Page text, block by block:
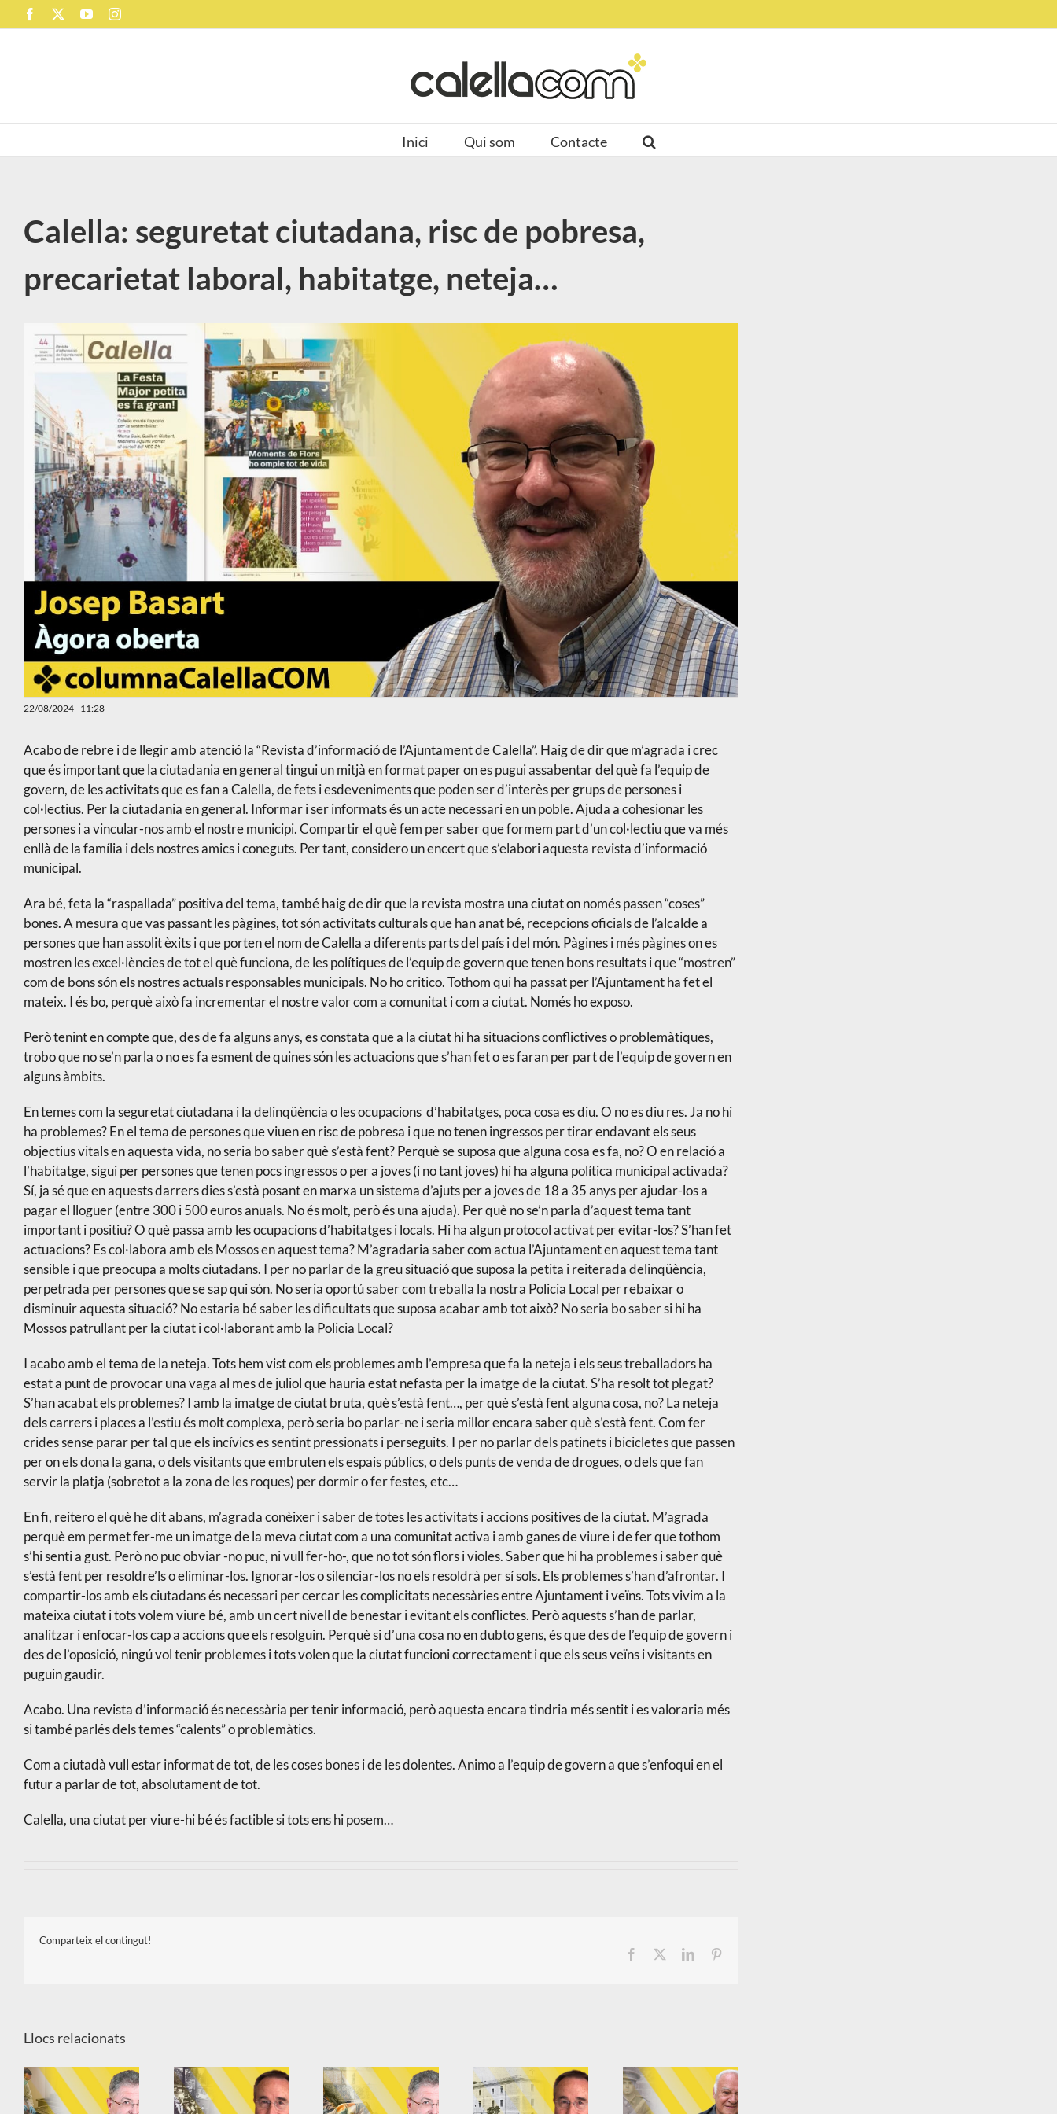
to
Facebook YouTubeInstagram
Inici Qui som Contacte
Calella: seguretat ciutadana, risc de pobresa,
precarietat laboral, habitatge, neteja…
22/08/2024 - 11:28
Acabo de rebre i de llegir amb atenció la “Revista d’informació de l’Ajuntament de Calella”. Haig de dir que m’agrada i crec
que és important que la ciutadania en general tingui un mitjà en format paper on es pugui assabentar del què fa l’equip de
govern, de les activitats que es fan a Calella, de fets i esdeveniments que poden ser d’interès per grups de persones i
col·lectius. Per la ciutadania en general. Informar i ser informats és un acte necessari en un poble. Ajuda a cohesionar les
persones i a vincular-nos amb el nostre municipi. Compartir el què fem per saber que formem part d’un col·lectiu que va més
enllà de la família i dels nostres amics i coneguts. Per tant, considero un encert que s’elabori aquesta revista d’informació
municipal.
Ara bé, feta la “raspallada” positiva del tema, també haig de dir que la revista mostra una ciutat on només passen “coses”
bones. A mesura que vas passant les pàgines, tot són activitats culturals que han anat bé, recepcions oficials de l’alcalde a
persones que han assolit èxits i que porten el nom de Calella a diferents parts del país i del món. Pàgines i més pàgines on es
mostren les excel·lències de tot el què funciona, de les polítiques de l’equip de govern que tenen bons resultats i que “mostren”
com de bons són els nostres actuals responsables municipals. No ho critico. Tothom qui ha passat per l’Ajuntament ha fet el
mateix. I és bo, perquè això fa incrementar el nostre valor com a comunitat i com a ciutat. Només ho exposo.
Però tenint en compte que, des de fa alguns anys, es constata que a la ciutat hi ha situacions conflictives o problemàtiques,
trobo que no se’n parla o no es fa esment de quines són les actuacions que s’han fet o es faran per part de l’equip de govern en
alguns àmbits.
En temes com la seguretat ciutadana i la delinqüència o les ocupacions d’habitatges, poca cosa es diu. O no es diu res. Ja no hi
ha problemes? En el tema de persones que viuen en risc de pobresa i que no tenen ingressos per tirar endavant els seus
objectius vitals en aquesta vida, no seria bo saber què s’està fent? Perquè se suposa que alguna cosa es fa, no? O en relació a
l’habitatge, sigui per persones que tenen pocs ingressos o per a joves (i no tant joves) hi ha alguna política municipal activada?
Sí, ja sé que en aquests darrers dies s’està posant en marxa un sistema d’ajuts per a joves de 18 a 35 anys per ajudar-los a
pagar el lloguer (entre 300 i 500 euros anuals. No és molt, però és una ajuda). Per què no se’n parla d’aquest tema tant
important i positiu? O què passa amb les ocupacions d’habitatges i locals. Hi ha algun protocol activat per evitar-los? S’han fet
actuacions? Es col·labora amb els Mossos en aquest tema? M’agradaria saber com actua l’Ajuntament en aquest tema tant
sensible i que preocupa a molts ciutadans. I per no parlar de la greu situació que suposa la petita i reiterada delinqüència,
perpetrada per persones que se sap qui són. No seria oportú saber com treballa la nostra Policia Local per rebaixar o
disminuir aquesta situació? No estaria bé saber les dificultats que suposa acabar amb tot això? No seria bo saber si hi ha
Mossos patrullant per la ciutat i col·laborant amb la Policia Local?
I acabo amb el tema de la neteja. Tots hem vist com els problemes amb l’empresa que fa la neteja i els seus treballadors ha
estat a punt de provocar una vaga al mes de juliol que hauria estat nefasta per la imatge de la ciutat. S’ha resolt tot plegat?
S’han acabat els problemes? I amb la imatge de ciutat bruta, què s’està fent…, per què s’està fent alguna cosa, no? La neteja
dels carrers i places a l’estiu és molt complexa, però seria bo parlar-ne i seria millor encara saber què s’està fent. Com fer
crides sense parar per tal que els incívics es sentint pressionats i perseguits. I per no parlar dels patinets i bicicletes que passen
per on els dona la gana, o dels visitants que embruten els espais públics, o dels punts de venda de drogues, o dels que fan
servir la platja (sobretot a la zona de les roques) per dormir o fer festes, etc…
En fi, reitero el què he dit abans, m’agrada conèixer i saber de totes les activitats i accions positives de la ciutat. M’agrada
perquè em permet fer-me un imatge de la meva ciutat com a una comunitat activa i amb ganes de viure i de fer que tothom
s’hi senti a gust. Però no puc obviar -no puc, ni vull fer-ho-, que no tot són flors i violes. Saber que hi ha problemes i saber què
s’està fent per resoldre’ls o eliminar-los. Ignorar-los o silenciar-los no els resoldrà per sí sols. Els problemes s’han d’afrontar. I
compartir-los amb els ciutadans és necessari per cercar les complicitats necessàries entre Ajuntament i veïns. Tots vivim a la
mateixa ciutat i tots volem viure bé, amb un cert nivell de benestar i evitant els conflictes. Però aquests s’han de parlar,
analitzar i enfocar-los cap a accions que els resolguin. Perquè si d’una cosa no en dubto gens, és que des de l’equip de govern i
des de l’oposició, ningú vol tenir problemes i tots volen que la ciutat funcioni correctament i que els seus veïns i visitants en
puguin gaudir.
Acabo. Una revista d’informació és necessària per tenir informació, però aquesta encara tindria més sentit i es valoraria més
si també parlés dels temes “calents” o problemàtics.
Com a ciutadà vull estar informat de tot, de les coses bones i de les dolentes. Animo a l’equip de govern a que s’enfoqui en el
futur a parlar de tot, absolutament de tot.
Calella, una ciutat per viure-hi bé és factible si tots ens hi posem…
Comparteix el contingut!
Facebook
LinkedIn
Llocs relacionats